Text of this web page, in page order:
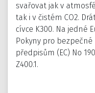
svařovat jak v
tak i v čistém CO2.
cívce K300. Na jedné
Pokyny pro
předpisům (EC) No
Z400.1.